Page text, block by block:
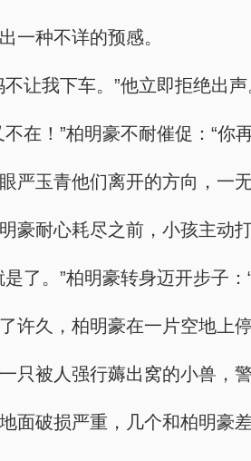
一种不详的预感。
让我下车。”他立即拒绝出声
不在！”柏明豪不耐催促：“你
严玉青他们离开的方向，一无
豪耐心耗尽之前，小孩主动
是了。”柏明豪转身迈开步子：
许久，柏明豪在一片空地上停
只被人强行薅出窝的小兽，
面破损严重，几个和柏明豪